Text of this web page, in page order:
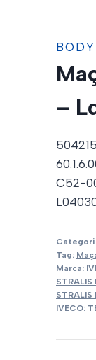
–
C52-
Tag:
Marca:
STRALIS
STRALIS
IVECO: